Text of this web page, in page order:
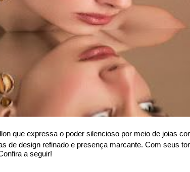
que expressa o poder silencioso por meio de joias
de design refinado e presença marcante. Com seus
a seguir!